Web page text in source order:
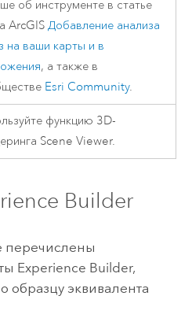
об инструменте в статье
ArcGISДобавление анализа
на ваши карты и в
, а также в
Esri Community.
функцию 3D-
Scene Viewer.
Builder
перечислены
Experience Builder,
образцу эквивалента